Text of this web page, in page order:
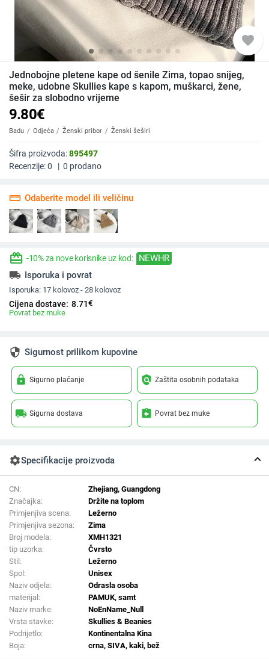
favorite
Jednobojne pletene kape od šenile Zima, topao snijeg,
meke, udobne Skullies kape s kapom, muškarci, žene,
šešir za slobodno vrijeme
9.80€
Badu Odjeća Ženski pribor Ženski šeširi
Šifra proizvoda:895497
Recenzije:0 | 0 prodano
straighten Odaberite model ili veličinu
redeem -10% za nove korisnike uz kod: NEWHR
local_shipping Isporuka i povrat
Isporuka: 17 kolovoz - 28 kolovoz
Cijena dostave: 8.71€
Povrat bez muke
security Sigurnost prilikom kupovine
lock Sigurno plaćanje policy Zaštita osobnih podataka
local_shipping Sigurna dostava assignment_return Povrat bez muke
settingsSpecifikacije proizvoda
CN:
Zhejiang, Guangdong
Značajka:
Držite na toplom
Primjenjiva scena:
Ležerno
Primjenjiva sezona:
Zima
Broj modela:
XMH1321
tip uzorka:
Čvrsto
Stil:
Ležerno
Spol:
Unisex
Naziv odjela:
Odrasla osoba
materijal:
PAMUK, samt
Naziv marke:
NoEnName_Null
Vrsta stavke:
Skullies & Beanies
Podrijetlo:
Kontinentalna Kina
Boja:
crna, SIVA, kaki, bež